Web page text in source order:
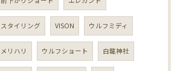
スタイリング VISON ウルフミディ
メリハリ ウルフショート 白龍神社